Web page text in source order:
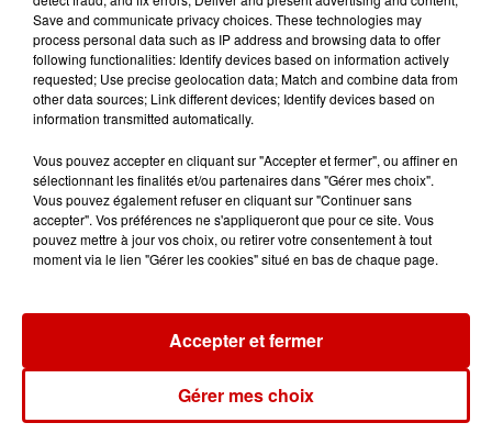
de la...
Podcasts Voir plus
Kelly Massol, figure
emblématique de
l'entrepreneuriat féminin
Aménager un school bus au
Canada et accueillir les bleus à
Save and communicate privacy choices. These technologies may
process personal data such as IP address and browsing data to offer
following functionalities: Identify devices based on information actively
requested; Use precise geolocation data; Match and combine data from
other data sources; Link different devices; Identify devices based on
information transmitted automatically.
Vous pouvez accepter en cliquant sur "Accepter et fermer", ou affiner en
sélectionnant les finalités et/ou partenaires dans "Gérer mes choix".
Vous pouvez également refuser en cliquant sur "Continuer sans
accepter". Vos préférences ne s'appliqueront que pour ce site. Vous
pouvez mettre à jour vos choix, ou retirer votre consentement à tout
moment via le lien "Gérer les cookies" situé en bas de chaque page.
Gérer mes choix
Accepter et fermer